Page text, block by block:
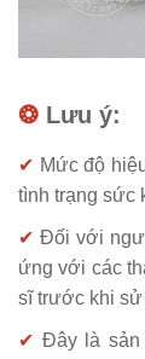
❂ Lưu ý:
✔ Mức độ
tình trạng sức
✔ Đối với
ứng với các
sĩ trước khi sử
✔ Đây là sản